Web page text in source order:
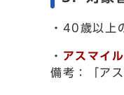
・40歳以上
・ アスマイ
備考：「ア